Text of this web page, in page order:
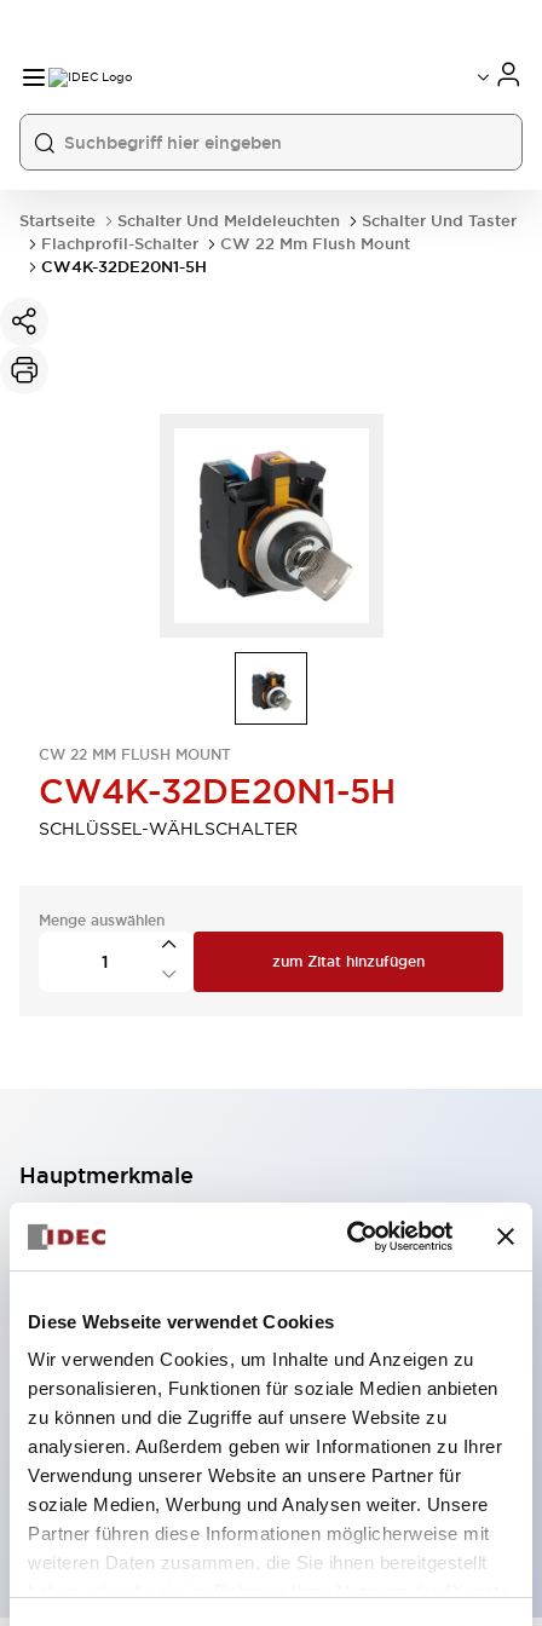
Diese Webseite verwendet Cookies
Wir verwenden Cookies, um Inhalte und Anzeigen zu
personalisieren, Funktionen für soziale Medien anbieten
zu können und die Zugriffe auf unsere Website zu
analysieren. Außerdem geben wir Informationen zu Ihrer
Verwendung unserer Website an unsere Partner für
soziale Medien, Werbung und Analysen weiter. Unsere
Partner führen diese Informationen möglicherweise mit
weiteren Daten zusammen, die Sie ihnen bereitgestellt
Startseite Schalter Und Meldeleuchten
Schalter Und Taster
Flachprofil-Schalter
CW 22 Mm Flush Mount
CW4K-32DE20N1-5H
CW 22 MM FLUSH MOUNT
CW4K-32DE20N1-5H
SCHLÜSSEL-WÄHLSCHALTER
Menge auswählen
zum Zitat hinzufügen
Hauptmerkmale
2-Kontakt-Block mit 2 Stufen, ermöglicht eine 4-
Kontakt-Konfiguration (Gewährleistung der
Isolierung zwischen den 2 Kontakten).
59,9 mm (※ 22-stufiger Kontaktblock).
Platzsparendes Design möglich.
Sicherheitsstruktur der 3. Generation: 2-Aktions-
Freisetzung, integrierter Schutz, IP20-
Fingerschutzstruktur